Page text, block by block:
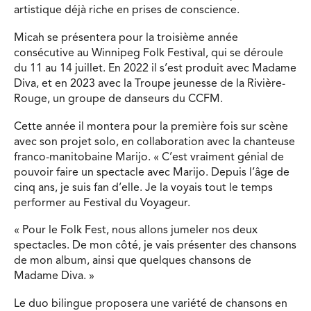
artistique déjà riche en prises de conscience.
Micah se présentera pour la troisième année
consécutive au Winnipeg Folk Festival, qui se déroule
du 11 au 14 juillet. En 2022 il s’est produit avec Madame
Diva, et en 2023 avec la Troupe jeunesse de la Rivière-
Rouge, un groupe de danseurs du CCFM.
Cette année il montera pour la première fois sur scène
avec son projet solo, en collaboration avec la chanteuse
franco-manitobaine Marijo. « C’est vraiment génial de
pouvoir faire un spectacle avec Marijo. Depuis l’âge de
cinq ans, je suis fan d’elle. Je la voyais tout le temps
performer au Festival du Voyageur.
« Pour le Folk Fest, nous allons jumeler nos deux
spectacles. De mon côté, je vais présenter des chansons
de mon album, ainsi que quelques chansons de
Madame Diva. »
Le duo bilingue proposera une variété de chansons en